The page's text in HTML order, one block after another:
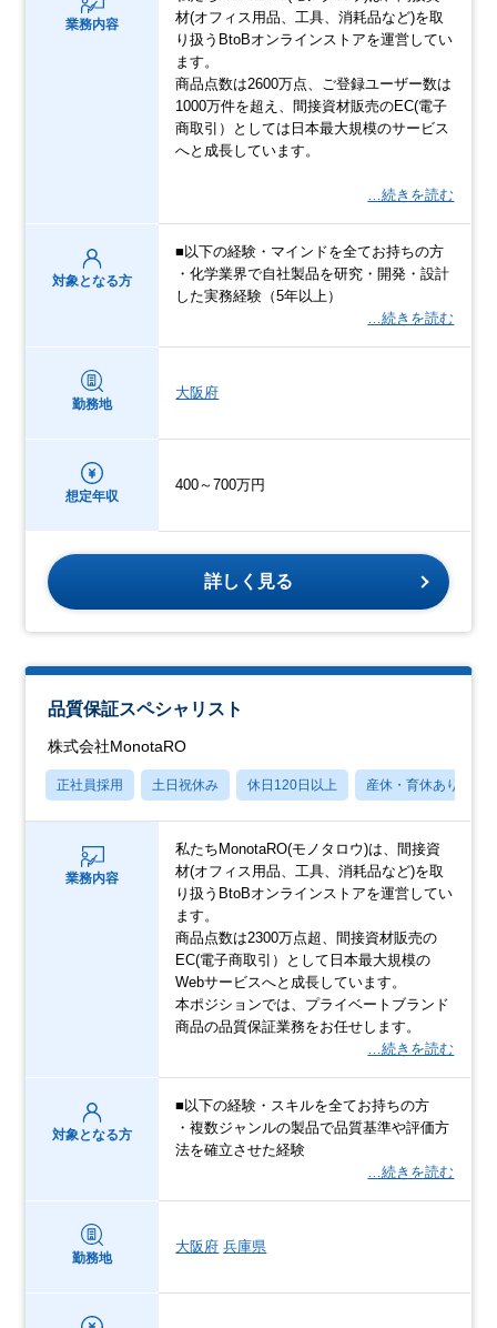
業務内容
材(オフィス用品、工具、消耗品など)を取
り扱うBtoBオンラインストアを運営してい
ます。
商品点数は2600万点、ご登録ユーザー数は
1000万件を超え、間接資材販売のEC(電子
商取引）としては日本最大規模のサービス
へと成長しています。
…続きを読む
対象となる方
■以下の経験・マインドを全てお持ちの方
・化学業界で自社製品を研究・開発・設計
した実務経験（5年以上）
…続きを読む
勤務地
大阪府
想定年収
400～700万円
詳しく見る
品質保証スペシャリスト
株式会社MonotaRO
正社員採用 土日祝休み 休日120日以上 産休・育休あり
業務内容
私たちMonotaRO(モノタロウ)は、間接資
材(オフィス用品、工具、消耗品など)を取
り扱うBtoBオンラインストアを運営してい
ます。
商品点数は2300万点超、間接資材販売の
EC(電子商取引）として日本最大規模の
Webサービスへと成長しています。
本ポジションでは、プライベートブランド
商品の品質保証業務をお任せします。
…続きを読む
対象となる方
■以下の経験・スキルを全てお持ちの方
・複数ジャンルの製品で品質基準や評価方
法を確立させた経験
…続きを読む
勤務地
大阪府 兵庫県